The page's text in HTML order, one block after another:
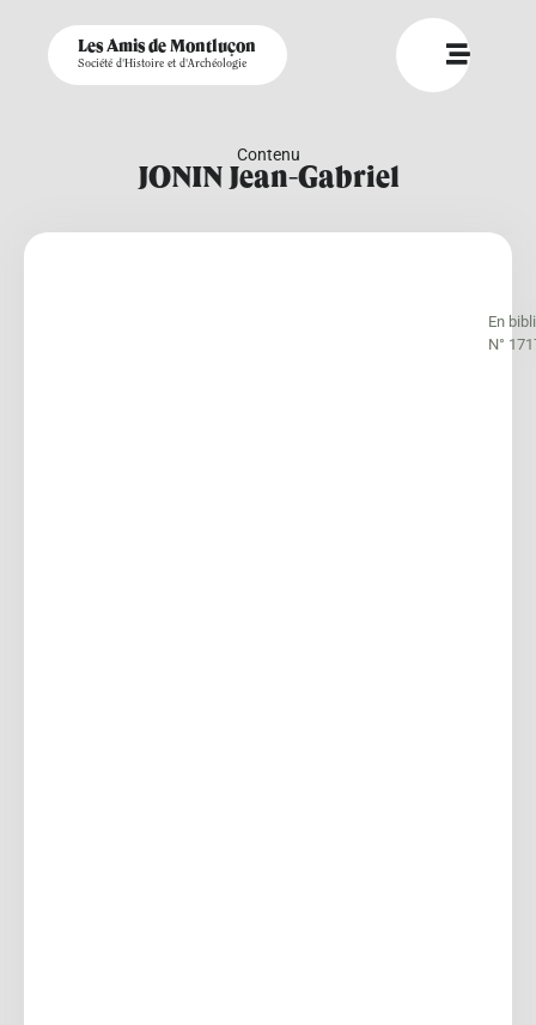
Les Amis de Montluçon
Société d'Histoire et d'Archéologie
Contenu
JONIN Jean-Gabriel
En
N°